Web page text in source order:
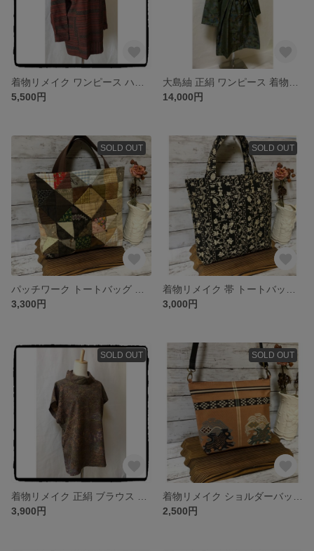
5,500円
14,000円
SOLD OUT
3,300円
SOLD OUT
3,000円
SOLD OUT
3,900円
SOLD OUT
2,500円